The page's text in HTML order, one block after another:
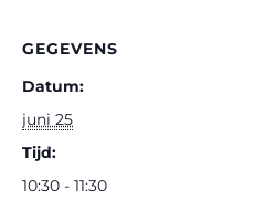
GEGEVENS
Datum:
juni 25
Tijd:
10:30 - 11:30